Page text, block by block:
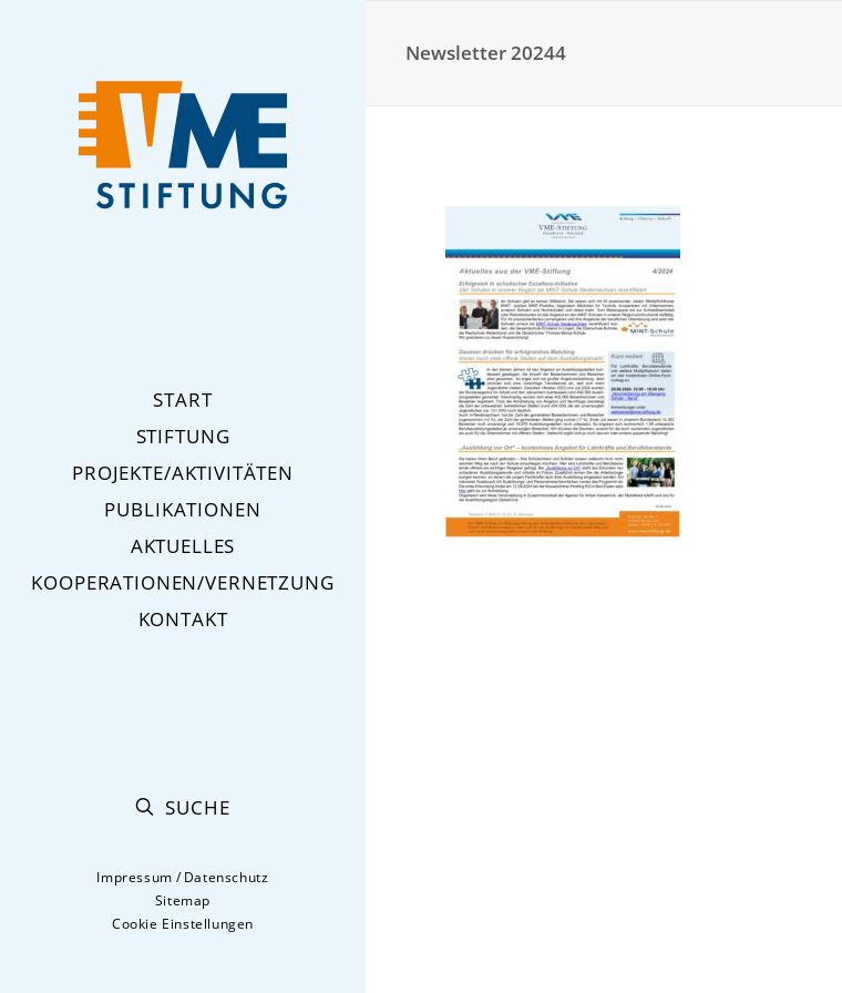
START
STIFTUNG
PROJEKTE/AKTIVITÄTEN
PUBLIKATIONEN
AKTUELLES
KOOPERATIONEN/VERNETZUNG
KONTAKT
SUCHE
Impressum /Datenschutz
Sitemap
Cookie Einstellungen
Newsletter 20244